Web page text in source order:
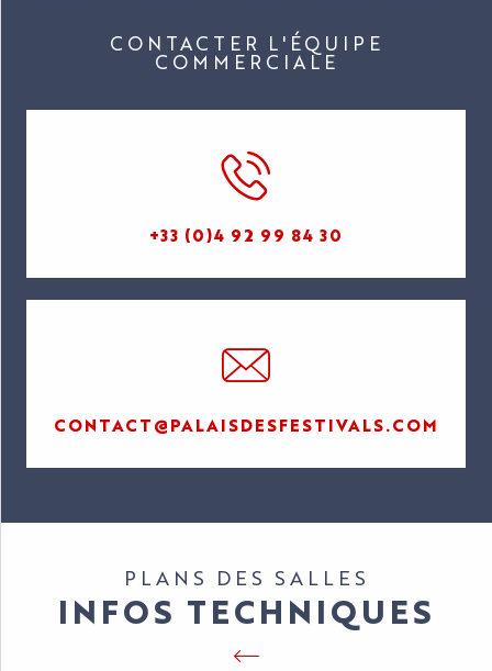
CONTACTER L'ÉQUIPE
COMMERCIALE
+33 (0)4 92 99 84 30
CONTACT@PALAISDESFESTIVALS.COM
PLANS DES SALLES
INFOS TECHNIQUES